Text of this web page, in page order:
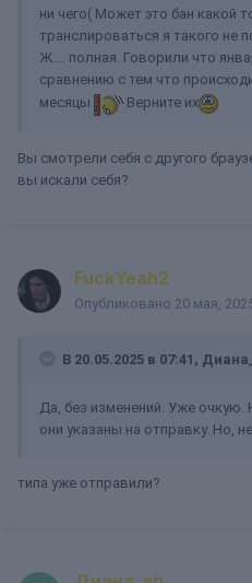
ни чего( Может это бан какой
транслироваться я такого не
Ж.... полная. Говорили что
сравнению с тем что
месяцы
Верните их
Вы смотрели себя с другого
вы искали себя?
FuckYeah2
Опубликовано 20 мая,
В 20.05.2025 в 07:41,
Да, без изменений. Уже очкую.
они указаны на отправку. Но,
типа уже отправили?